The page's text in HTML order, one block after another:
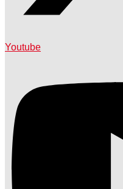
Youtube